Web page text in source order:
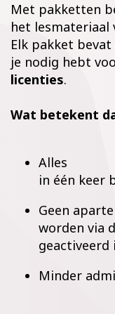
Met pakketten
het lesmateriaal
Elk pakket
je nodig hebt
licenties.
Wat betekent
Alles
in één keer
Geen
worden via
geactiveerd
Minder